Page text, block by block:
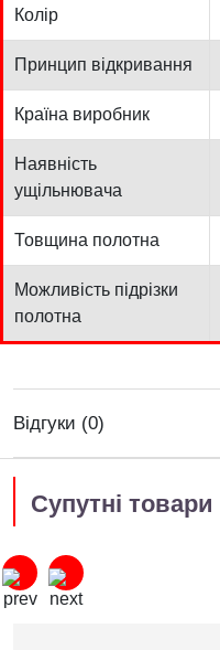
Колір
Принцип відкривання
Країна виробник
Наявність
ущільнювача
Товщина полотна
Можливість підрізки
полотна
Відгуки (0)
Супутні товари